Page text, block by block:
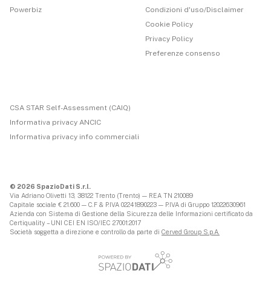
Powerbiz
Condizioni d'uso/Disclaimer
Cookie Policy
Privacy Policy
Preferenze consenso
CSA STAR Self-Assessment (CAIQ)
Informativa privacy ANCIC
Informativa privacy info commerciali
© 2026 SpazioDati S.r.l.
Via Adriano Olivetti 13, 38122 Trento (Trento) — REA TN 210089
Capitale sociale € 21.600 — C.F & P.IVA 02241890223 — P.IVA di Gruppo 12022630961
Azienda con Sistema di Gestione della Sicurezza delle Informazioni certificato da
Certiquality – UNI CEI EN ISO/IEC 27001:2017
Società soggetta a direzione e controllo da parte di Cerved Group S.p.A.